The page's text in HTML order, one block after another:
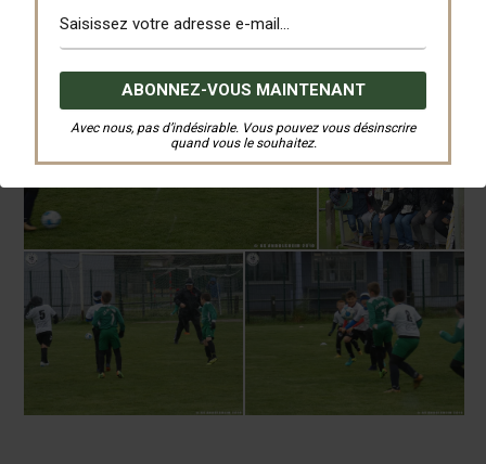
Avec nous, pas d’indésirable. Vous pouvez vous désinscrire
quand vous le souhaitez.